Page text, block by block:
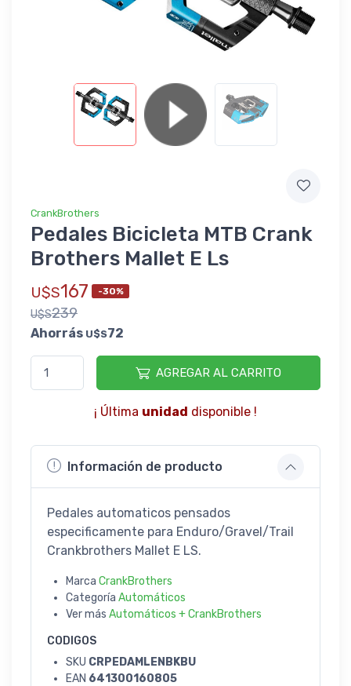
CrankBrothers
Pedales Bicicleta MTB Crank
Brothers Mallet E Ls
U$S167 -30%
U$S239
Ahorrás U$S72
AGREGAR AL CARRITO
¡ Última unidad disponible !
Información de producto
Pedales automaticos pensados
especificamente para Enduro/Gravel/Trail
Crankbrothers Mallet E LS.
Marca CrankBrothers
Categoría Automáticos
Ver más Automáticos + CrankBrothers
CODIGOS
SKU CRPEDAMLENBKBU
EAN 641300160805